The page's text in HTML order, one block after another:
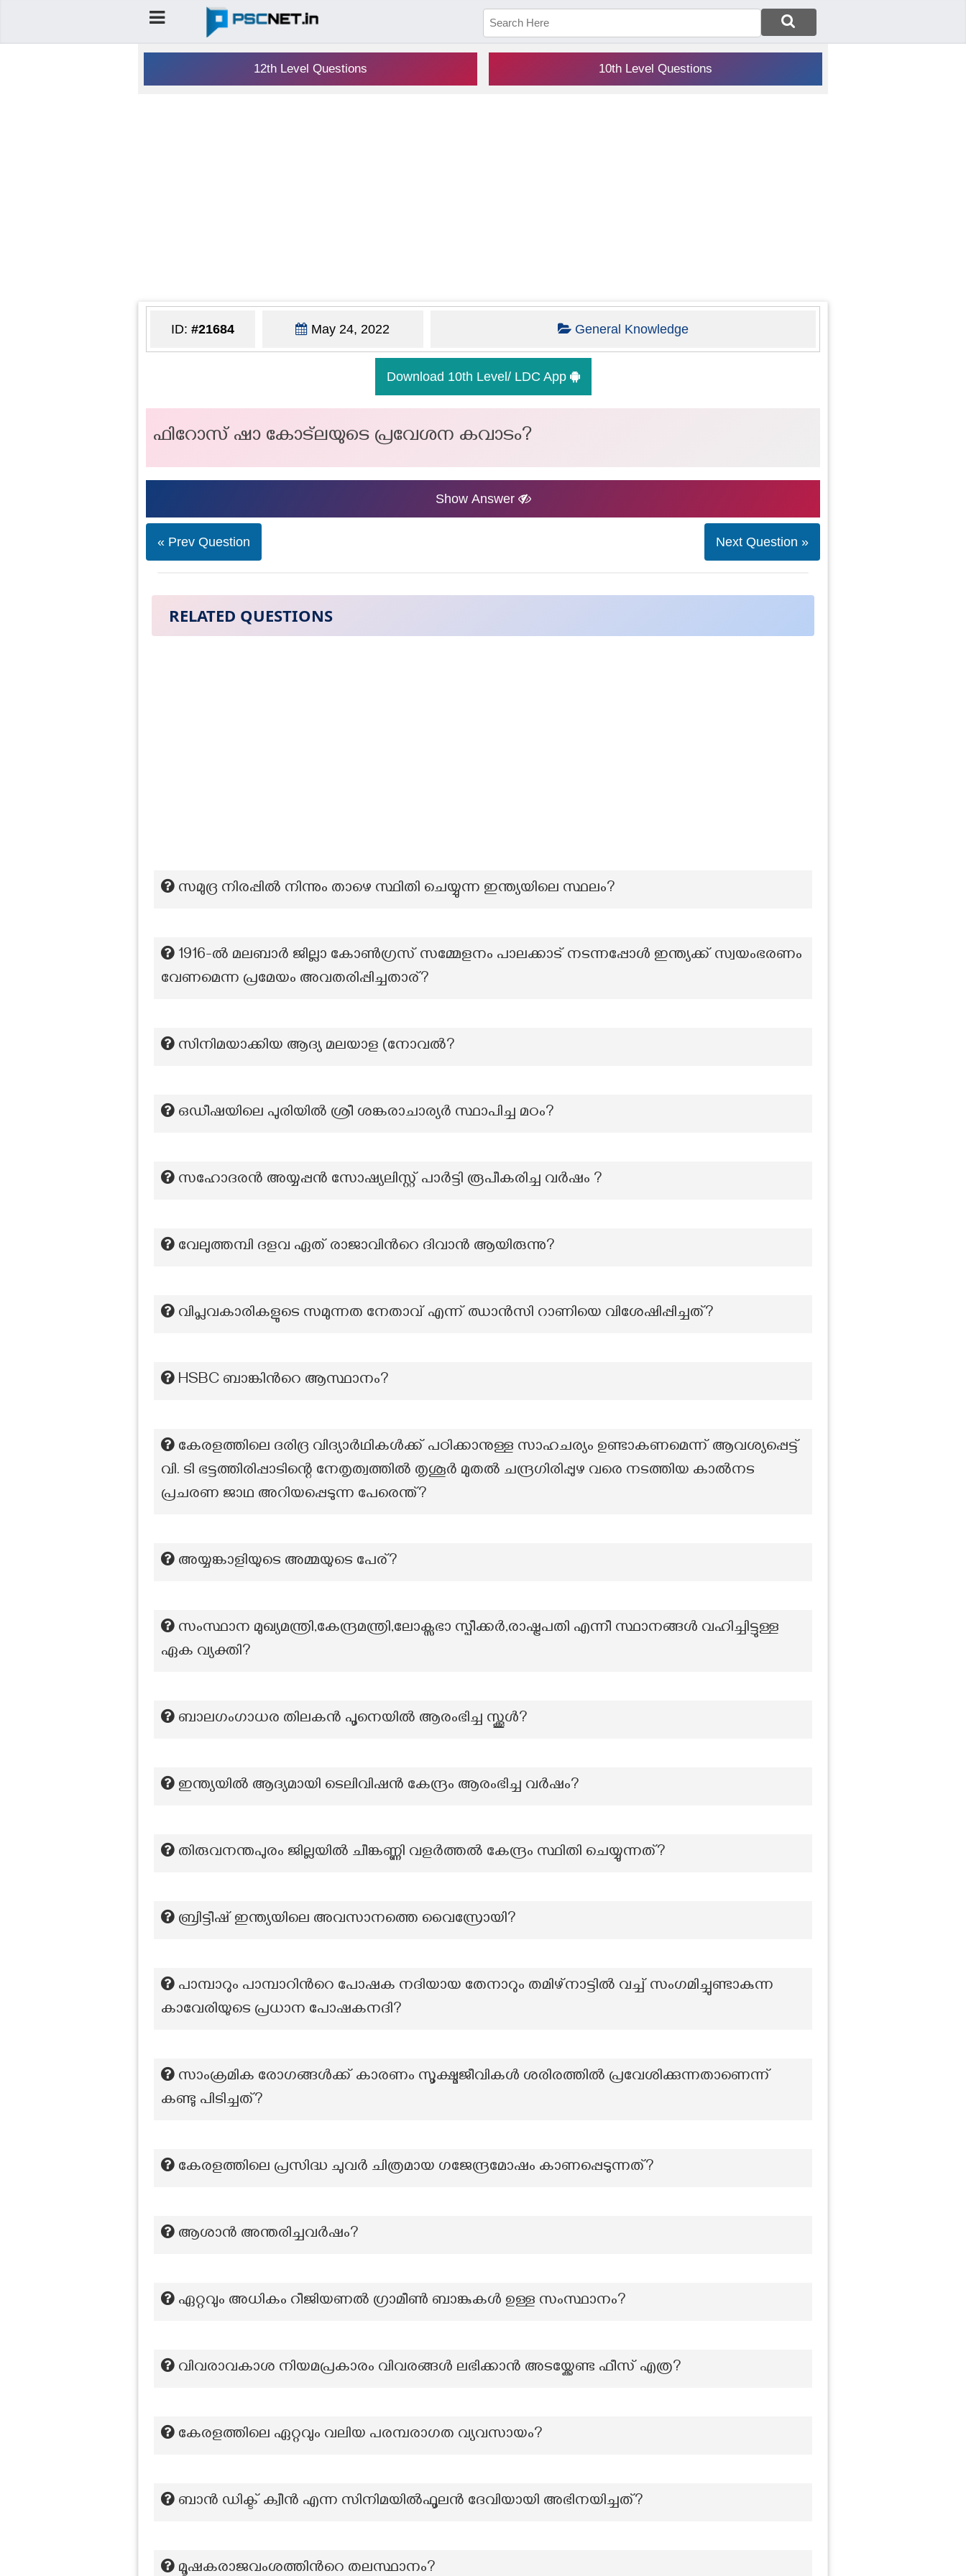
12th Level Questions 10th Level Questions
ID: #21684 May 24, 2022 General Knowledge
Download 10th Level/ LDC App
ഫിറോസ് ഷാ കോട്ലയുടെ പ്രവേശന കവാടം?
Show Answer
« Prev Question Next Question »
RELATED QUESTIONS
സമുദ്ര നിരപ്പില്‍ നിന്നും താഴെ സ്ഥിതി ചെയ്യുന്ന ഇന്ത്യയിലെ സ്ഥലം?
1916-ൽ മലബാർ ജില്ലാ കോൺഗ്രസ് സമ്മേളനം പാലക്കാട് നടന്നപ്പോൾ ഇന്ത്യക്ക് സ്വയംഭരണം
വേണമെന്ന പ്രമേയം അവതരിപ്പിച്ചതാര്?
സിനിമയാക്കിയ ആദ്യ മലയാള (നോവല്‍?
ഒഡീഷയിലെ പുരിയിൽ ശ്രീ ശങ്കരാചാര്യർ സ്ഥാപിച്ച മഠം?
സഹോദരൻ അയ്യപ്പൻ സോഷ്യലിസ്റ്റ് പാർട്ടി രൂപീകരിച്ച വർഷം ?
വേലുത്തമ്പി ദളവ ഏത് രാജാവിന്‍റെ ദിവാൻ ആയിരുന്നു?
വിപ്ലവകാരികളുടെ സമുന്നത നേതാവ് എന്ന് ഝാൻസി റാണിയെ വിശേഷിപ്പിച്ചത്?
HSBC ബാങ്കിന്‍റെ ആസ്ഥാനം?
കേരളത്തിലെ ദരിദ്ര വിദ്യാർഥികൾക്ക് പഠിക്കാനുള്ള സാഹചര്യം ഉണ്ടാകണമെന്ന് ആവശ്യപ്പെട്ട്
വി. ടി ഭട്ടത്തിരിപ്പാടിന്റെ നേതൃത്വത്തിൽ തൃശൂർ മുതൽ ചന്ദ്രഗിരിപ്പുഴ വരെ നടത്തിയ കാൽനട
പ്രചരണ ജാഥ അറിയപ്പെടുന്ന പേരെന്ത്?
അയ്യങ്കാളിയുടെ അമ്മയുടെ പേര്?
സംസ്ഥാന മുഖ്യമന്ത്രി,കേന്ദ്രമന്ത്രി,ലോക്സഭാ സ്പീക്കർ,രാഷ്ട്രപതി എന്നീ സ്ഥാനങ്ങൾ വഹിച്ചിട്ടുള്ള
ഏക വ്യക്തി?
ബാലഗംഗാധര തിലകൻ പൂനെയിൽ ആരംഭിച്ച സ്ക്കൂൾ?
ഇന്ത്യയിൽ ആദ്യമായി ടെലിവിഷൻ കേന്ദ്രം ആരംഭിച്ച വർഷം?
തിരുവനന്തപുരം ജില്ലയിൽ ചീങ്കണ്ണി വളർത്തൽ കേന്ദ്രം സ്ഥിതി ചെയ്യുന്നത്?
ബ്രിട്ടീഷ് ഇന്ത്യയിലെ അവസാനത്തെ വൈസ്രോയി?
പാമ്പാറും പാമ്പാറിന്‍റെ പോഷക നദിയായ തേനാറും തമിഴ്നാട്ടില്‍ വച്ച് സംഗമിച്ചുണ്ടാകുന്ന
കാവേരിയുടെ പ്രധാന പോഷകനദി?
സാംക്രമിക രോഗങ്ങൾക്ക് കാരണം സൂക്ഷ്മജീവികൾ ശരിരത്തിൽ പ്രവേശിക്കുന്നതാണെന്ന്
കണ്ടു പിടിച്ചത്?
കേരളത്തിലെ പ്രസിദ്ധ ചുവർ ചിത്രമായ ഗജേന്ദ്രമോഷം കാണപ്പെടുന്നത്?
ആശാൻ അന്തരിച്ചവർഷം?
ഏറ്റവും അധികം റീജിയണൽ ഗ്രാമീൺ ബാങ്കുകൾ ഉള്ള സംസ്ഥാനം?
വിവരാവകാശ നിയമപ്രകാരം വിവരങ്ങൾ ലഭിക്കാൻ അടയ്ക്കേണ്ട ഫീസ് എത്ര?
കേരളത്തിലെ ഏറ്റവും വലിയ പരമ്പരാഗത വ്യവസായം?
ബാൻ ഡിക്ട് ക്വീൻ എന്ന സിനിമയിൽഫൂലൻ ദേവിയായി അഭിനയിച്ചത്?
മൂഷകരാജവംശത്തിന്‍റെ തലസ്ഥാനം?